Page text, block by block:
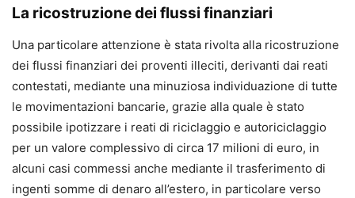
La ricostruzione dei flussi finanziari
Una particolare attenzione è stata rivolta alla ricostruzione
dei flussi finanziari dei proventi illeciti, derivanti dai reati
contestati, mediante una minuziosa individuazione di tutte
le movimentazioni bancarie, grazie alla quale è stato
possibile ipotizzare i reati di riciclaggio e autoriciclaggio
per un valore complessivo di circa 17 milioni di euro, in
alcuni casi commessi anche mediante il trasferimento di
ingenti somme di denaro all’estero, in particolare verso